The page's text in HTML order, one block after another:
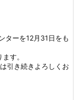
ターを12月31日をも
す。
引き続きよろしくお